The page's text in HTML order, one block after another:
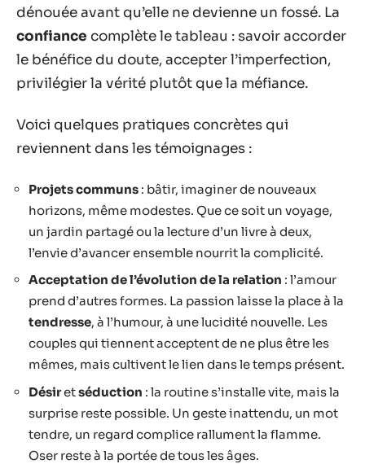
dénouée avant qu’elle ne devienne un fossé. La
confiance complète le tableau : savoir accorder
le bénéfice du doute, accepter l’imperfection,
privilégier la vérité plutôt que la méfiance.
Voici quelques pratiques concrètes qui
reviennent dans les témoignages :
Projets communs : bâtir, imaginer de nouveaux
horizons, même modestes. Que ce soit un voyage,
un jardin partagé ou la lecture d’un livre à deux,
l’envie d’avancer ensemble nourrit la complicité.
Acceptation de l’évolution de la relation : l’amour
prend d’autres formes. La passion laisse la place à la
tendresse, à l’humour, à une lucidité nouvelle. Les
couples qui tiennent acceptent de ne plus être les
mêmes, mais cultivent le lien dans le temps présent.
Désiretséduction : la routine s’installe vite, mais la
surprise reste possible. Un geste inattendu, un mot
tendre, un regard complice rallument la flamme.
Oser reste à la portée de tous les âges.